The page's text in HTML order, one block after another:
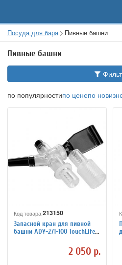
Посуда для бара Пивные башни
Пивные башни
по популярностипо ценепо
Код товара:213150
Запасной кран для пивной
башни ADY-271-100 TouchLife
2 050 р.